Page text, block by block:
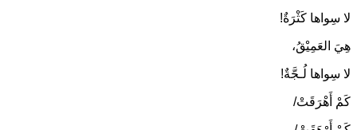
لا سِواها كَثْرَةٌ!
هِيَ العَمِيْقُ،
لا سِواها لُـجَّةٌ!
كَمْ أَهْرَقَتْ/